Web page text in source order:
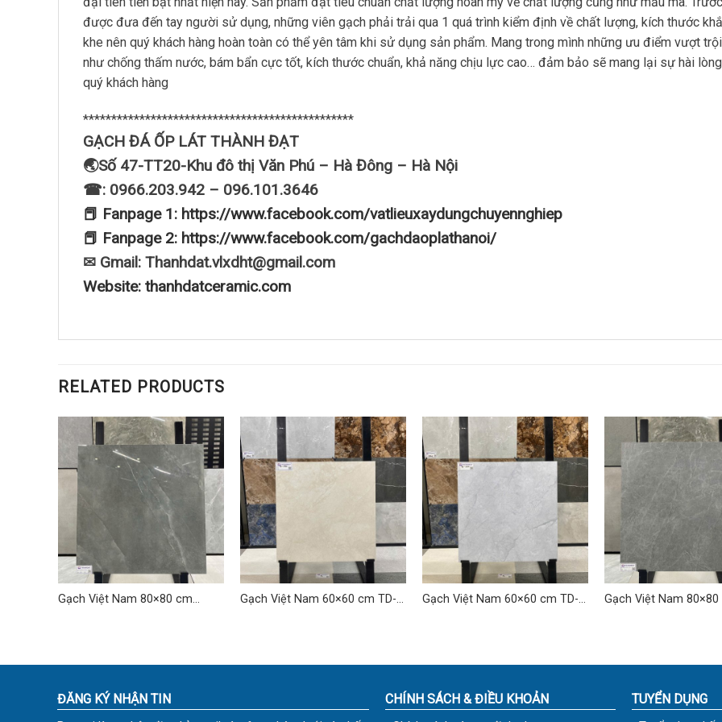
được đưa đến tay người sử dụng, những viên gạch phải trải qua 1 quá trình kiểm định về chất lượng, kích thước
khe nên quý khách hàng hoàn toàn có thể yên tâm khi sử dụng sản phẩm. Mang trong mình những ưu điểm vượt trội
như chống thấm nước, bám bẩn cực tốt, kích thước chuẩn, khả năng chịu lực cao… đảm bảo sẽ mang lại sự hài
quý khách hàng
************************************************
GẠCH ĐÁ ỐP LÁT THÀNH ĐẠT
🌏Số 47-TT20-Khu đô thị Văn Phú – Hà Đông – Hà Nội
☎: 0966.203.942 – 096.101.3646
📕 Fanpage 1: https://www.facebook.com/vatlieuxaydungchuyennghiep
📕 Fanpage 2: https://www.facebook.com/gachdaoplathanoi/
✉ Gmail: Thanhdat.vlxdht@gmail.com
Website: thanhdatceramic.com
RELATED PRODUCTS
Gạch Việt Nam 80×80 cm
Gạch Việt Nam 60×60 cm TD-
Gạch Việt Nam 60×60 cm TD-
Gạch Việt Nam 80×80
ĐĂNG KÝ NHẬN TIN CHÍNH SÁCH & ĐIỀU KHOẢN TUYỂN DỤNG